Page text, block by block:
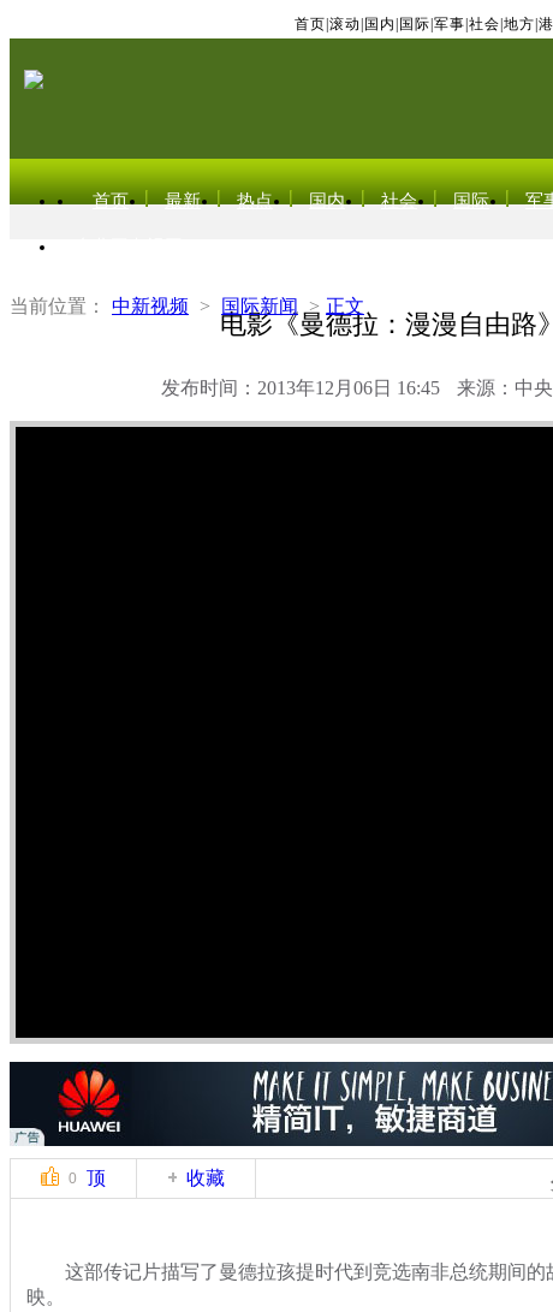
首页 滚动 国内 国际 军事 社会 地方
首页 最新 热点 国内 社会 国际 军
当前位置： 中新视频 > 国际新闻 > 正文
电影《曼德拉：漫漫自由路》
发布时间：2013年12月06日 16:45 来源：中
0 顶 收藏
这部传记片描写了曼德拉孩提时代到竞选南非总统期间的
映。